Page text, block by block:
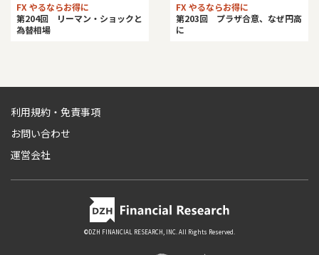
FX やるならお得に
第204回 リーマン・ショックと
為替相場
FX やるならお得に
第203回 プラザ合意、なぜ円高
に
利用規約・免責事項
お問い合わせ
運営会社
©DZH FINANCIAL RESEARCH, INC. All Rights Reserved.